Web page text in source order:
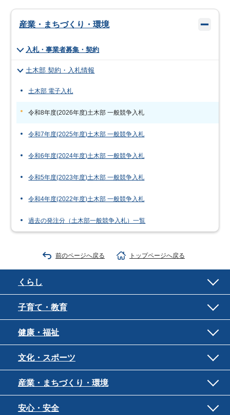
産業・まちづくり・環境
入札・事業者募集・契約
土木部 契約・入札情報
土木部 電子入札
令和8年度(2026年度)土木部 一般競争入札
令和7年度(2025年度)土木部 一般競争入札
令和6年度(2024年度)土木部 一般競争入札
令和5年度(2023年度)土木部 一般競争入札
令和4年度(2022年度)土木部 一般競争入札
過去の発注分（土木部一般競争入札）一覧
前のページへ戻る トップページへ戻る
くらし
子育て・教育
健康・福祉
文化・スポーツ
産業・まちづくり・環境
安心・安全